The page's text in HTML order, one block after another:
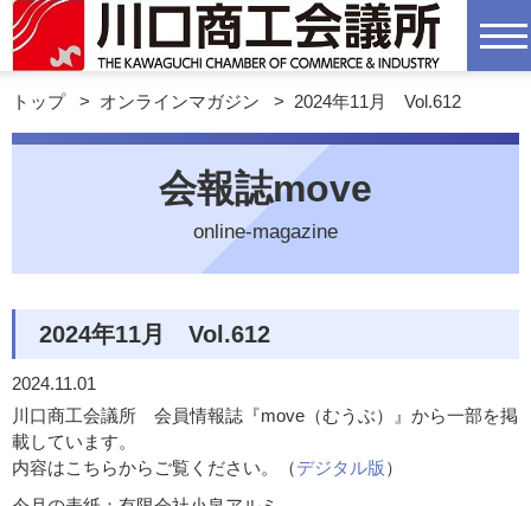
トップ> オンラインマガジン > 2024年11月 Vol.612
会報誌move
online-magazine
2024年11月 Vol.612
2024.11.01
川口商工会議所 会員情報誌『move（むうぶ）』から一部を掲
載しています。
内容はこちらからご覧ください。（デジタル版）